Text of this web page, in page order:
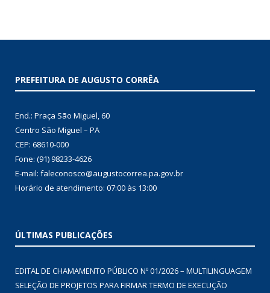
PREFEITURA DE AUGUSTO CORRÊA
End.: Praça São Miguel, 60
Centro São Miguel – PA
CEP: 68610-000
Fone: (91) 98233-4626
E-mail: faleconosco@augustocorrea.pa.gov.br
Horário de atendimento: 07:00 às 13:00
ÚLTIMAS PUBLICAÇÕES
EDITAL DE CHAMAMENTO PÚBLICO Nº 01/2026 – MULTILINGUAGEM
SELEÇÃO DE PROJETOS PARA FIRMAR TERMO DE EXECUÇÃO